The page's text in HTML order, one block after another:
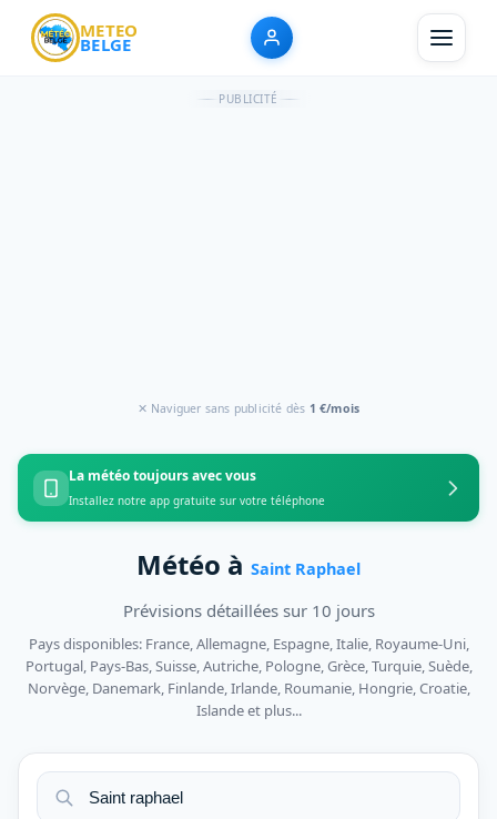
METEO
BELGE
PUBLICITÉ
✕ Naviguer sans publicité dès 1 €/mois
La météo toujours avec vous
Installez notre app gratuite sur votre téléphone
Météo à Saint Raphael
Prévisions détaillées sur 10 jours
Pays disponibles: France, Allemagne, Espagne, Italie, Royaume-Uni,
Portugal, Pays-Bas, Suisse, Autriche, Pologne, Grèce, Turquie, Suède,
Norvège, Danemark, Finlande, Irlande, Roumanie, Hongrie, Croatie,
Islande et plus...